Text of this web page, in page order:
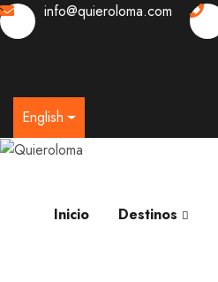
info@quieroloma.com
English
Inicio Destinos